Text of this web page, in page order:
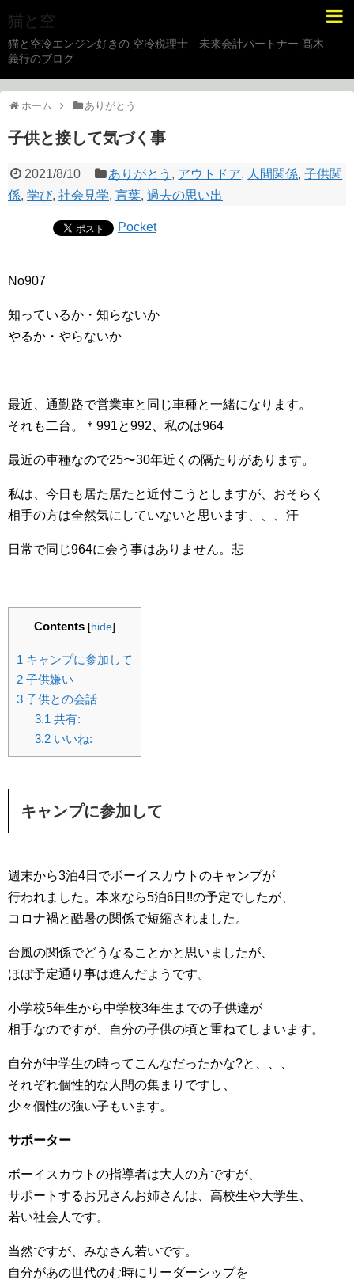
猫と空
猫と空冷エンジン好きの 空冷税理士 未来会計パートナー 髙木
義行のブログ
ホーム ありがとう
子供と接して気づく事
2021/8/10 ありがとう , アウトドア, 人間関係,子供関
係, 学び, 社会見学, 言葉, 過去の思い出
Pocket
No907
知っているか・知らないか
やるか・やらないか
最近、通勤路で営業車と同じ車種と一緒になります。
それも二台。＊991と992、私のは964
最近の車種なので25〜30年近くの隔たりがあります。
私は、今日も居た居たと近付こうとしますが、おそらく
相手の方は全然気にしていないと思います、、、汗
日常で同じ964に会う事はありません。悲
Contents [hide]
1 キャンプに参加して
2 子供嫌い
3 子供との会話
3.1 共有:
3.2いいね:
キャンプに参加して
週末から3泊4日でボーイスカウトのキャンプが
行われました。本来なら5泊6日!!の予定でしたが、
コロナ禍と酷暑の関係で短縮されました。
台風の関係でどうなることかと思いましたが、
ほぼ予定通り事は進んだようです。
小学校5年生から中学校3年生までの子供達が
相手なのですが、自分の子供の頃と重ねてしまいます。
自分が中学生の時ってこんなだったかな?と、、、
それぞれ個性的な人間の集まりですし、
少々個性の強い子もいます。
サポーター
ボーイスカウトの指導者は大人の方ですが、
サポートするお兄さんお姉さんは、高校生や大学生、
若い社会人です。
当然ですが、みなさん若いです。
自分があの世代のむ時にリーダーシップを